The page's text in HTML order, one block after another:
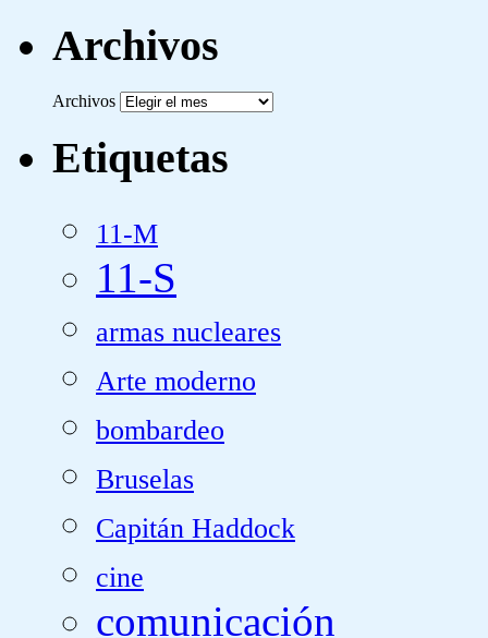
Archivos
Archivos
Etiquetas
11-M
11-S
armas nucleares
Arte moderno
bombardeo
Bruselas
Capitán Haddock
cine
comunicación